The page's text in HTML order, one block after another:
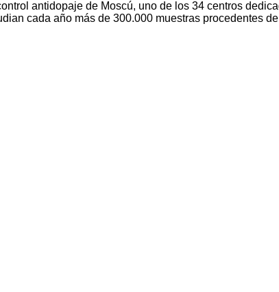
antidopaje de Moscú, uno de los 34 centros
cada año más de 300.000 muestras procedentes